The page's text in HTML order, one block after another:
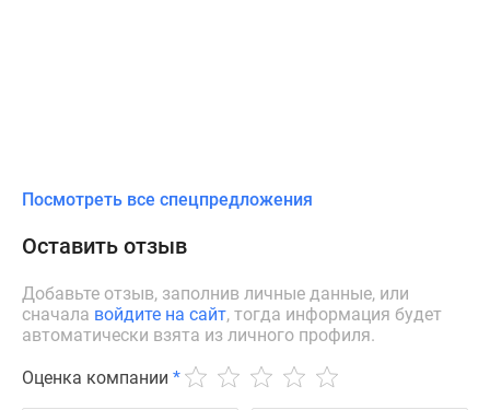
Посмотреть все спецпредложения
Оставить отзыв
Добавьте отзыв, заполнив личные данные, или
сначала войдите на сайт, тогда информация будет
автоматически взята из личного профиля.
Оценка компании *